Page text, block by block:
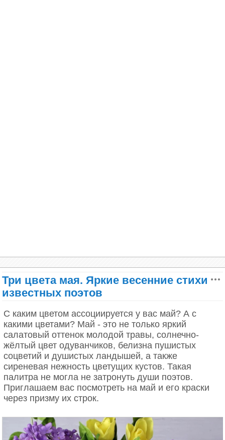
Пятилепестковое «счастье».
С тех пор столько раз перед нами цвели
Кусты этой щедрой сирени.
То, может быть, только от лени
С. Маршак
Три цвета мая. Яркие весенние стихи
известных поэтов
С каким цветом ассоциируется у вас май? А с
какими цветами? Май - это не только яркий
салатовый оттенок молодой травы, солнечно-
жёлтый цвет одуванчиков, белизна пушистых
соцветий и душистых ландышей, а также
сиреневая нежность цветущих кустов. Такая
палитра не могла не затронуть души поэтов.
Приглашаем вас посмотреть на май и его краски
через призму их строк.